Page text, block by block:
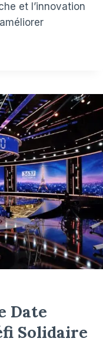
et l’innovation
Date
Solidaire